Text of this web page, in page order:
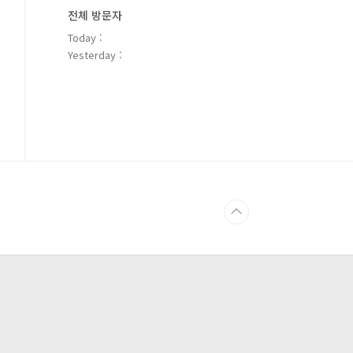
전체 방문자
Today :
Yesterday :